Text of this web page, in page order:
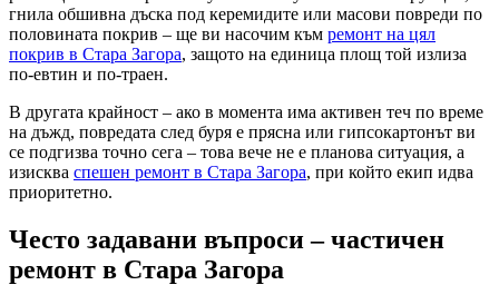
гнила обшивна дъска под керемидите или масови повреди по
половината покрив – ще ви насочим към ремонт на цял
покрив в Стара Загора, защото на единица площ той излиза
по-евтин и по-траен.
В другата крайност – ако в момента има активен теч по време
на дъжд, повредата след буря е прясна или гипсокартонът ви
се подгизва точно сега – това вече не е плановa ситуация, а
изисква спешен ремонт в Стара Загора, при който екип идва
приоритетно.
Често задавани въпроси – частичен
ремонт в Стара Загора